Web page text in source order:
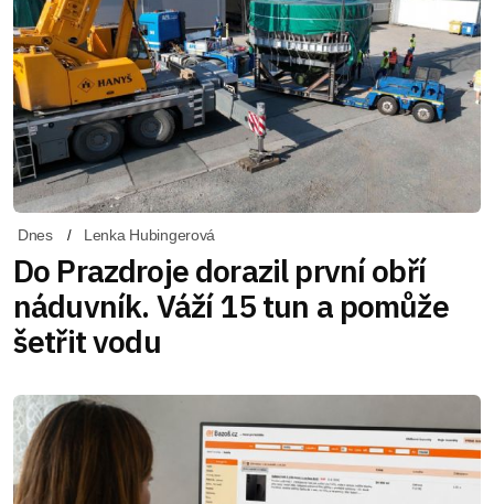
Dnes Lenka Hubingerová
Do Prazdroje dorazil první obří
náduvník. Váží 15 tun a pomůže
šetřit vodu